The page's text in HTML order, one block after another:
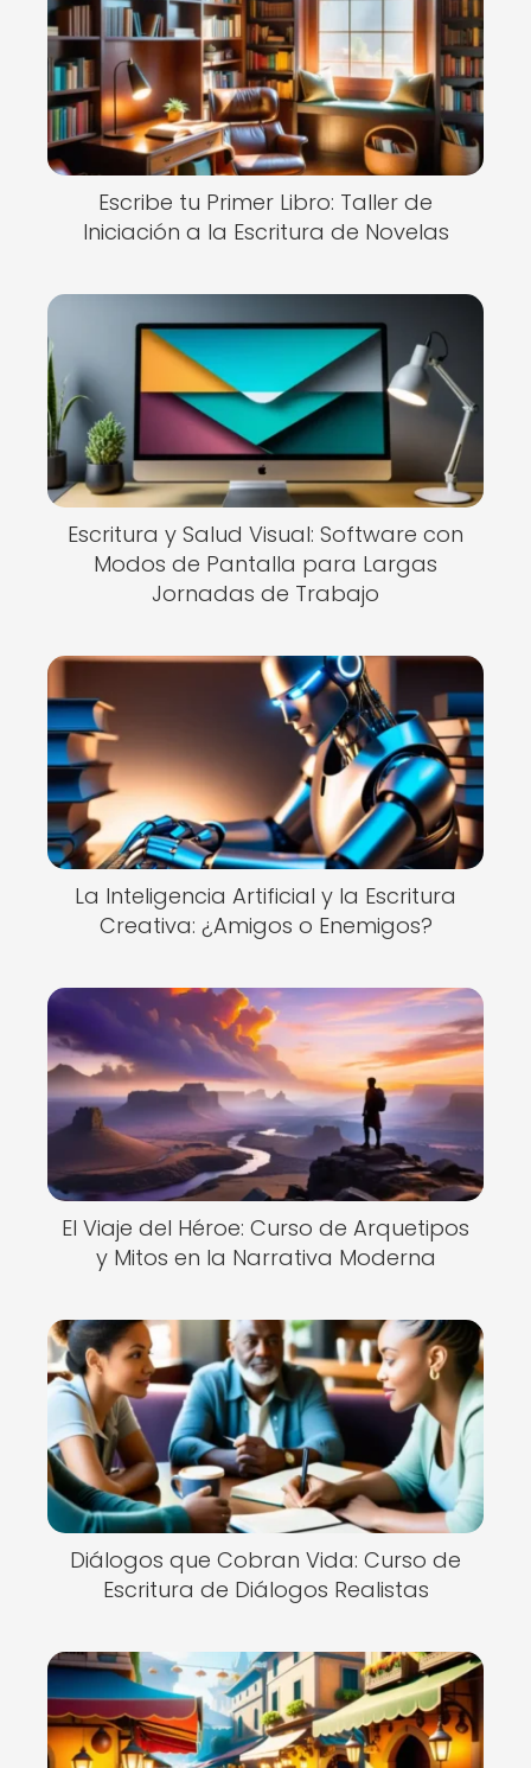
Escribe tu Primer Libro: Taller de
Iniciación a la Escritura de Novelas
Escritura y Salud Visual: Software con
Modos de Pantalla para Largas
Jornadas de Trabajo
La Inteligencia Artificial y la Escritura
Creativa: ¿Amigos o Enemigos?
El Viaje del Héroe: Curso de Arquetipos
y Mitos en la Narrativa Moderna
Diálogos que Cobran Vida: Curso de
Escritura de Diálogos Realistas